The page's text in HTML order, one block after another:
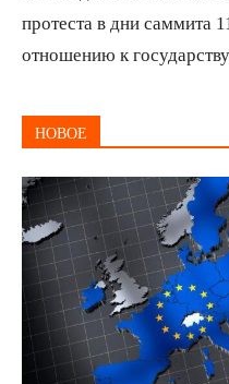
протеста в дни саммита
отношению к государству.
НОВОЕ